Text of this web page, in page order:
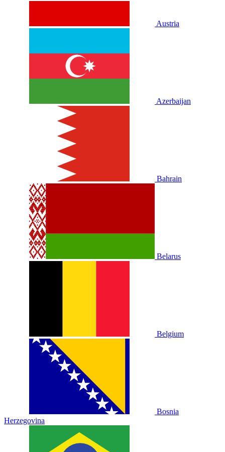
Austria
Azerbaijan
Bahrain
Belarus
Belgium
Bosnia
Herzegovina